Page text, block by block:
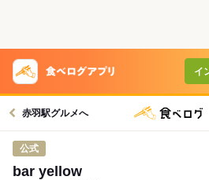
イ
赤羽駅グルメへ
公式
bar yellow